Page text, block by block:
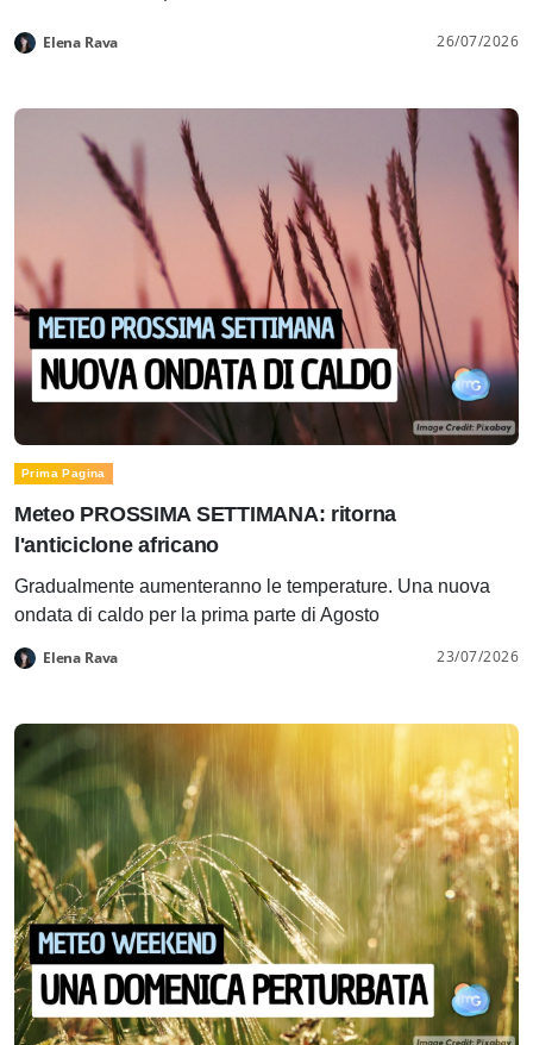
Elena Rava 26/07/2026
Prima Pagina
Meteo PROSSIMA SETTIMANA: ritorna
l'anticiclone africano
Gradualmente aumenteranno le temperature. Una nuova
ondata di caldo per la prima parte di Agosto
Elena Rava 23/07/2026